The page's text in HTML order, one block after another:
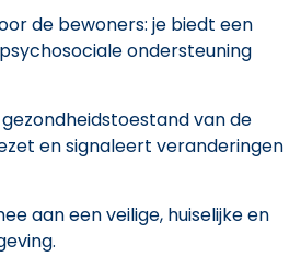
de bewoners: je biedt een
ondersteuning
van de
en signaleert veranderingen
aan een veilige, huiselijke en